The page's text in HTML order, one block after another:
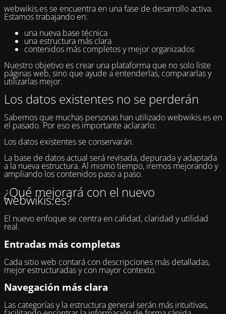
webwikis.es se encuentra en una fase de desarrollo activa.
Estamos trabajando en:
una nueva base técnica
una estructura más clara
contenidos más completos y mejor organizados
Nuestro objetivo es crear una plataforma que no solo liste
páginas web, sino que ayude a entenderlas, compararlas y
utilizarlas mejor.
Los datos existentes no se perderán
Sabemos que muchas personas han utilizado webwikis.es en
el pasado. Por eso es importante aclararlo:
Los datos existentes se conservarán.
La base de datos actual será revisada, depurada y adaptada
a la nueva estructura. Al mismo tiempo, iremos mejorando y
ampliando los contenidos paso a paso.
¿Qué mejorará con el nuevo
webwikis.es?
El nuevo enfoque se centra en calidad, claridad y utilidad
real.
Entradas más completas
Cada sitio web contará con descripciones más detalladas,
mejor estructuradas y con mayor contexto.
Navegación más clara
Las categorías y la estructura general serán más intuitivas,